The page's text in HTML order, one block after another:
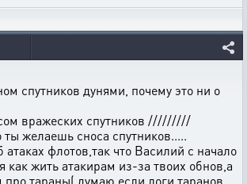
спутников дунями, почему это ни о
вражеских спутников /////////
ты желаешь сноса спутников.....
флотов,так что Василий с начало
как жить атакирам из-за твоих обнов,а
про тараны( думаю если логи таранов